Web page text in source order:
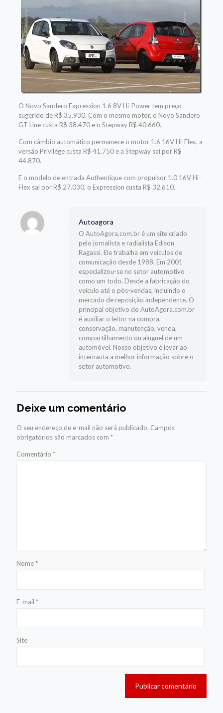
O Novo Sandero Expression 1.6 8V Hi-Power tem preço
sugerido de R$ 35.930. Com o mesmo motor, o Novo Sandero
GT Line custa R$ 38.470 e o Stepway R$ 40.660.
Com câmbio automático permanece o motor 1.6 16V Hi-Flex, a
versão Privilège custa R$ 41.750 e a Stepway sai por R$
44.870.
E o modelo de entrada Authentique com propulsor 1.0 16V Hi-
Flex sai por R$ 27.030, o Expression custa R$ 32.610.
Autoagora
O AutoAgora.com.br é um site criado
pelo jornalista e radialista Edison
Ragassi. Ele trabalha em veículos de
comunicação desde 1988. Em 2001
especializou-se no setor automotivo
como um todo. Desde a fabricação do
veículo até o pós-vendas, incluindo o
mercado de reposição independente. O
principal objetivo do AutoAgora.com.br
é auxiliar o leitor na compra,
conservação, manutenção, venda,
compartilhamento ou aluguel de um
automóvel. Nosso objetivo é levar ao
internauta a melhor informação sobre o
setor automotivo.
Deixe um comentário
O seu endereço de e-mail não será publicado. Campos
obrigatórios são marcados com *
Comentário *
Nome*
E-mail *
Site